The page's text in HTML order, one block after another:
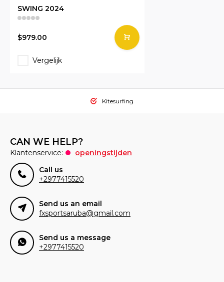
SWING 2024
$979.00
Vergelijk
Kitesurfing
CAN WE HELP?
Klantenservice:
openingstijden
Call us
+2977415520
Send us an email
fxsportsaruba@gmail.com
Send us a message
+2977415520